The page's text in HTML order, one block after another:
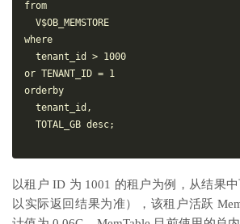
from
V$OB_MEMSTORE
where
tenant_id > 1000
or TENANT_ID = 1
orderby
tenant_id,
TOTAL_GB desc;
以租户 ID 为 1001 的租户为例，从结果
以实际返回结果为准），该租户活跃